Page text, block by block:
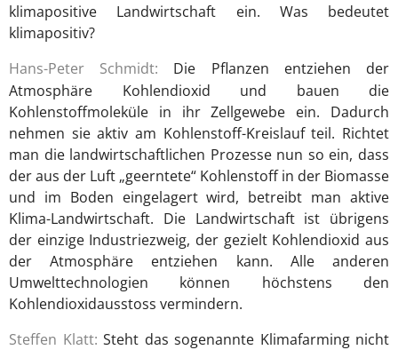
klimapositive Landwirtschaft ein. Was bedeutet
klimapositiv?
Hans-Peter Schmidt: Die Pflanzen entziehen der
Atmosphäre Kohlendioxid und bauen die
Kohlenstoffmoleküle in ihr Zellgewebe ein. Dadurch
nehmen sie aktiv am Kohlenstoff-Kreislauf teil. Richtet
man die landwirtschaftlichen Prozesse nun so ein, dass
der aus der Luft „geerntete“ Kohlenstoff in der Biomasse
und im Boden eingelagert wird, betreibt man aktive
Klima-Landwirtschaft. Die Landwirtschaft ist übrigens
der einzige Industriezweig, der gezielt Kohlendioxid aus
der Atmosphäre entziehen kann. Alle anderen
Umwelttechnologien können höchstens den
Kohlendioxidausstoss vermindern.
Steffen Klatt: Steht das sogenannte Klimafarming nicht